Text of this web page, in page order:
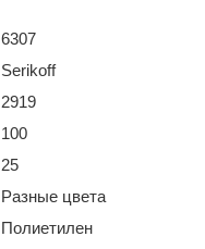
6307
Serikoff
2919
100
25
Разные цвета
Полиетилен